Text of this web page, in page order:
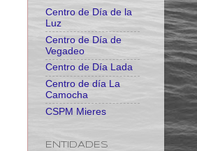
Centro de Día de la
Luz
Centro de Día de
Vegadeo
Centro de Día Lada
Centro de día La
Camocha
CSPM Mieres
ENTIDADES